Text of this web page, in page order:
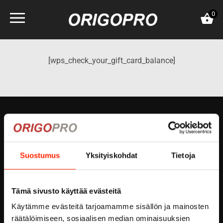
Suostumus Yksityiskohdat Tietoja
Tämä sivusto käyttää evästeitä
Käytämme evästeitä tarjoamamme sisällön ja mainosten
räätälöimiseen, sosiaalisen median ominaisuuksien
0
[wps_check_your_gift_card_balance]
FI-00380 HELSINKI
FINLAND
Tel.+3584578340002
VAT:FI04601057